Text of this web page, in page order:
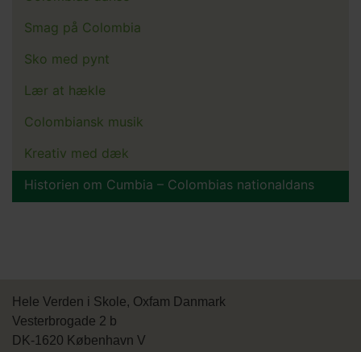
menu
Smag på Colombia
Sko med pynt
Lær at hækle
Colombiansk musik
Kreativ med dæk
Historien om Cumbia – Colombias nationaldans
Hele Verden i Skole, Oxfam Danmark
Vesterbrogade 2 b
DK-1620 København V